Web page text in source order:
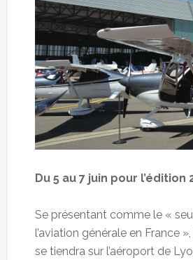
Du 5 au 7 juin pour l’édition
Se présentant comme le «
l’aviation générale en France
se tiendra sur l’aéroport de